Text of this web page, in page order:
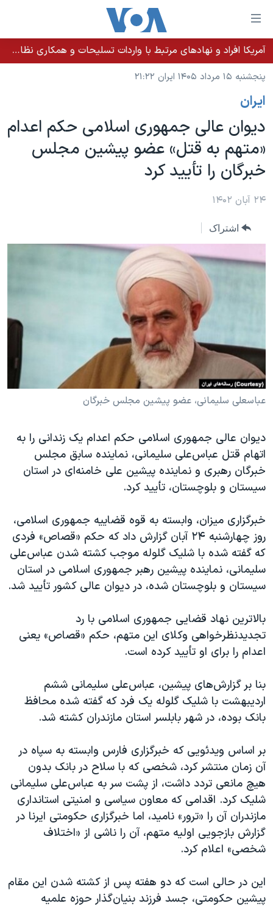
لینکهای
قابل
دسترسی
جهش
محتوای
اصلی
جهش
به
صفحه
جهش
خانه
نسخه سبک وب‌سایت
موضوع ها
ایران
آمریکا
جهان
ورزشی
ویدیوها
فرهنگ و زندگی
حقوق شهروندی
علم و فناوری
اسرائیل در جنگ
برنامه های تلویزیونی
جدول برنامه ها
صفحه‌های ویژه
جام جهانی ۲۰۲۶
بایگانی برنامه‌های تلویزیونی
انتخابات ریاست جمهوری آمریکا ۲۰۲۴
حمله جمهوری اسلامی به اسرائیل
رمز مهسا
ورزش زنان در ایران
تریبونال مردمی آبان ۹۸
دادگاه حمید نوری
چهل سال گروگان‌گیری
اعتراضات مردمی آبان ۹۸
اسرائیل در جنگ
نرگس محمدی برنده جایزه نوبل صلح
همایش محافظه‌کاران آمریکا «سی‌پک»
صفحه‌های ویژه
سفر پرزیدنت ترامپ به چین
فرکانس‌های صدای آمریکا
پخش رادیویی
یادگیری زبان انگلیسی
زبانهای مختلف
آمریکا افراد و نهادهای مرتبط با واردات تسلیحات و همکاری نظامی کوبا را تحریم کرد
پنجشنبه ۱۵ مرداد ۱۴۰۵ ایران ۲۱:۲۲
ايران
دیوان عالی جمهوری اسلامی حکم اعدام
«متهم به قتل» عضو پیشین مجلس
خبرگان را تأیید کرد
۲۴ آبان ۱۴۰۲
اشتراک
عباسعلی سلیمانی، عضو پیشین مجلس خبرگان
دیوان عالی جمهوری اسلامی حکم اعدام یک زندانی را به
اتهام قتل عباس‌علی سلیمانی، نماینده سابق مجلس
خبرگان رهبری و نماینده پیشین علی خامنه‌ای در استان
سیستان و بلوچستان، تأیید کرد.
خبرگزاری میزان، وابسته به قوه قضاییه جمهوری اسلامی،
روز چهارشنبه ۲۴ آبان گزارش داد که حکم «قصاص» فردی
که گفته شده با شلیک گلوله موجب کشته شدن عباس‌علی
سلیمانی، نماینده پیشین رهبر جمهوری اسلامی در استان
سیستان و بلوچستان شده، در دیوان عالی کشور تأیید شد.
بالاترین نهاد قضایی جمهوری اسلامی با رد
تجدیدنظرخواهی وکلای این متهم، حکم «قصاص» یعنی
اعدام را برای او تأیید کرده است.
بنا بر گزارش‌های پیشین، عباس‌علی سلیمانی ششم
اردیبهشت با شلیک گلوله یک فرد که گفته شده محافظ
بانک بوده، در شهر بابلسر استان مازندران کشته شد.
بر اساس ویدئویی که خبرگزاری فارس وابسته به سپاه در
آن زمان منتشر کرد، شخصی که با سلاح در بانک بدون
هیچ مانعی تردد داشت، از پشت سر به عباس‌علی سلیمانی
شلیک کرد. اقدامی که معاون سیاسی و امنیتی استانداری
مازندران آن را «ترور» نامید، اما خبرگزاری حکومتی ایرنا در
گزارش بازجویی اولیه متهم، آن را ناشی از «اختلاف
شخصی» اعلام کرد.
این در حالی است که دو هفته پس از کشته شدن این مقام
پیشین حکومتی، جسد فرزند بنیان‌گذار حوزه علمیه